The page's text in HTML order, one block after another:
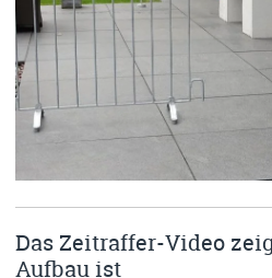
Das Zeitraffer-Video
Aufbau ist